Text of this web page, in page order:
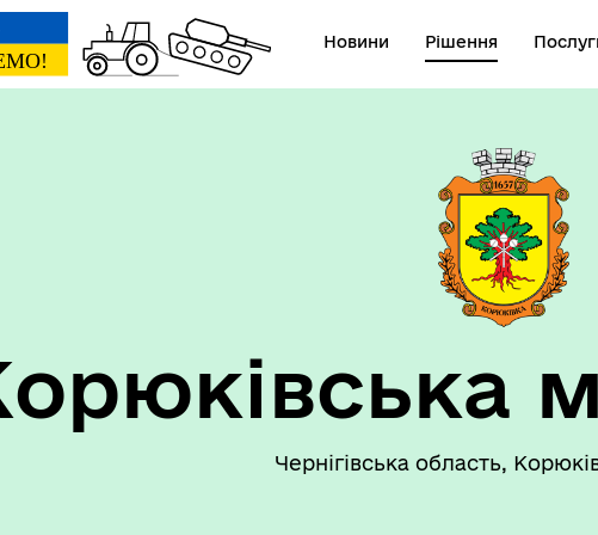
Новини Рішення
Рішення
Чернігівська область,